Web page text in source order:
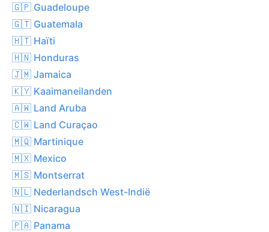
🇬🇵 Guadeloupe
🇬🇹 Guatemala
🇭🇹 Haïti
🇭🇳 Honduras
🇯🇲 Jamaica
🇰🇾 Kaaimaneilanden
🇦🇼 Land Aruba
🇨🇼 Land Curaçao
🇲🇶 Martinique
🇲🇽 Mexico
🇲🇸 Montserrat
🇳🇱 Nederlandsch West-Indië
🇳🇮 Nicaragua
🇵🇦 Panama